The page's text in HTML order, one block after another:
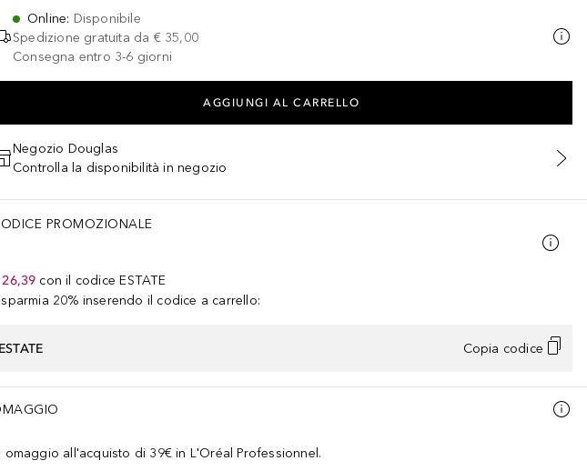
Online: Disponibile
Spedizione gratuita da € 35,00
Consegna entro 3-6 giorni
AGGIUNGI AL CARRELLO
Negozio Douglas
Controlla la disponibilità in negozio
PROMOZIONALE
con il codice ESTATE
20% inserendo il codice a carrello:
ESTATE Copia codice
omaggio all'acquisto di 39€ in L'Oréal Professionnel.